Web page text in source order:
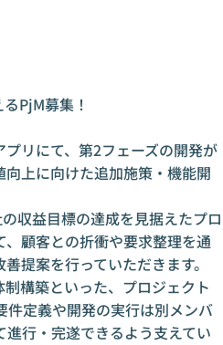
PjM募集！
リにて、第2フェーズの開発が
上に向けた追加施策・機能開
収益目標の達成を見据えたプロ
顧客との折衝や要求整理を通
提案を行っていただきます。
構築といった、プロジェクト
件定義や開発の実行は別メンバ
行・完遂できるよう支えてい